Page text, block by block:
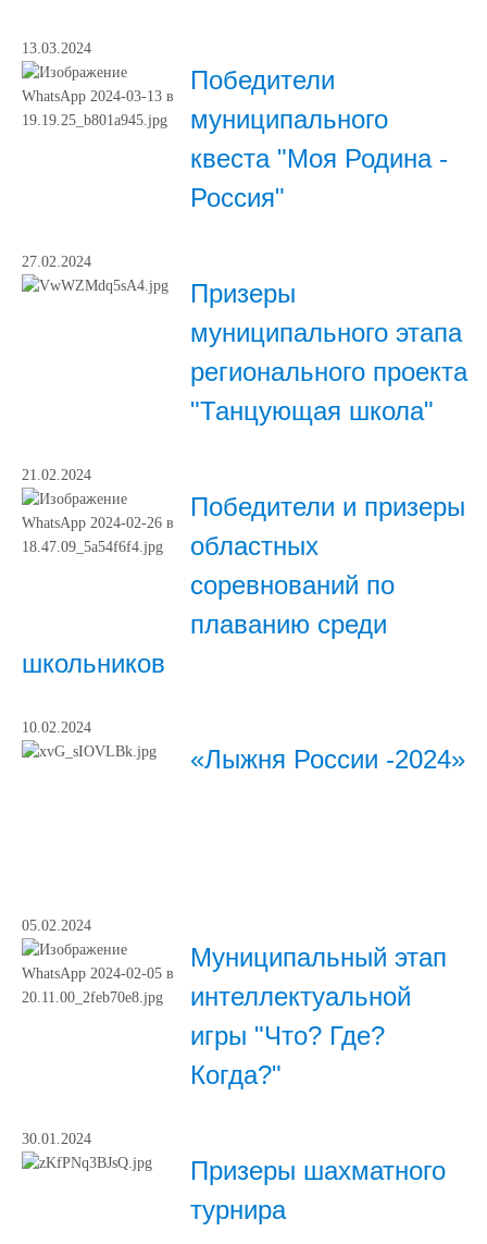
13.03.2024
Победители
муниципального
квеста "Моя Родина -
Россия"
27.02.2024
Призеры
муниципального этапа
регионального проекта
"Танцующая школа"
21.02.2024
Победители и призеры
областных
соревнований по
плаванию среди
школьников
10.02.2024
«Лыжня России -2024»
05.02.2024
Муниципальный этап
интеллектуальной
игры "Что? Где?
Когда?"
30.01.2024
Призеры шахматного
турнира